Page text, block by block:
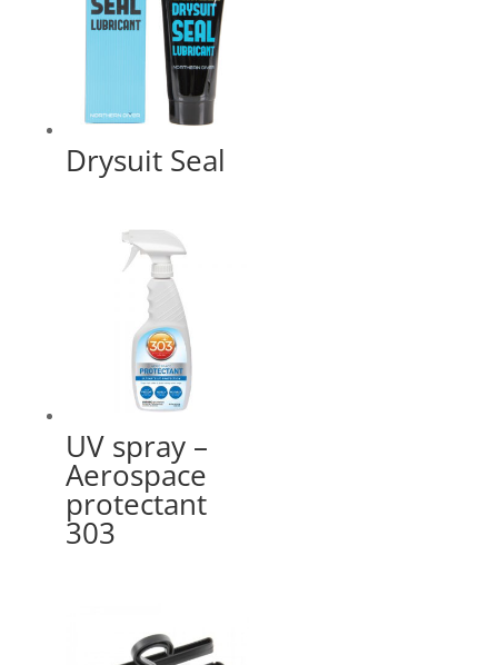
Drysuit Seal
UV spray –
Aerospace
protectant
303